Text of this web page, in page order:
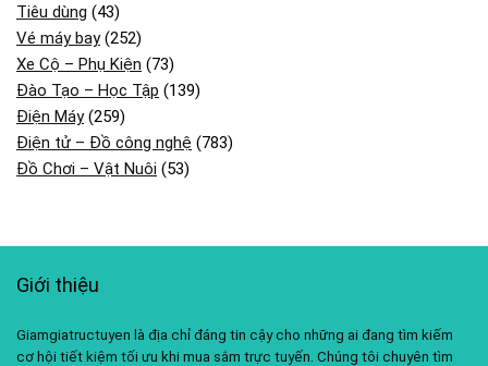
Tiêu dùng (43)
Vé máy bay(252)
Xe Cộ – Phụ Kiện (73)
Đào Tạo – Học Tập (139)
Điện Máy(259)
Điện tử – Đồ công nghệ (783)
Đồ Chơi – Vật Nuôi (53)
Giới thiệu
Giamgiatructuyen là địa chỉ đáng tin cậy cho những ai đang tìm kiếm
cơ hội tiết kiệm tối ưu khi mua sắm trực tuyến. Chúng tôi chuyên tìm